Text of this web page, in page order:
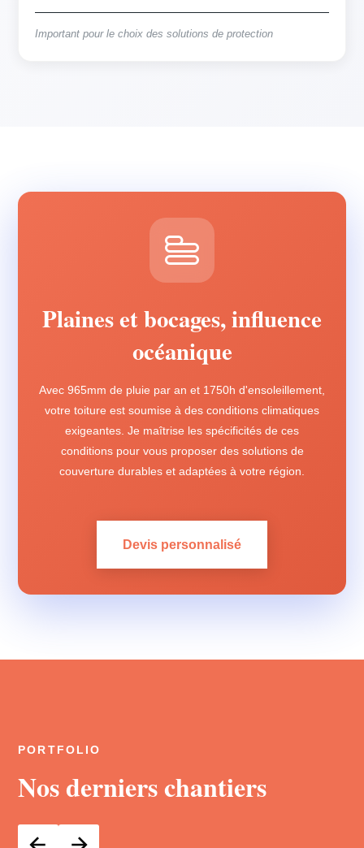
Important pour le choix des solutions de protection
Plaines et bocages, influence
océanique
Avec 965mm de pluie par an et 1750h d'ensoleillement,
votre toiture est soumise à des conditions climatiques
exigeantes. Je maîtrise les spécificités de ces
conditions pour vous proposer des solutions de
couverture durables et adaptées à votre région.
Devis personnalisé
PORTFOLIO
Nos derniers chantiers